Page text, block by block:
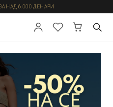
НАД 6.000 ДЕНАРИ